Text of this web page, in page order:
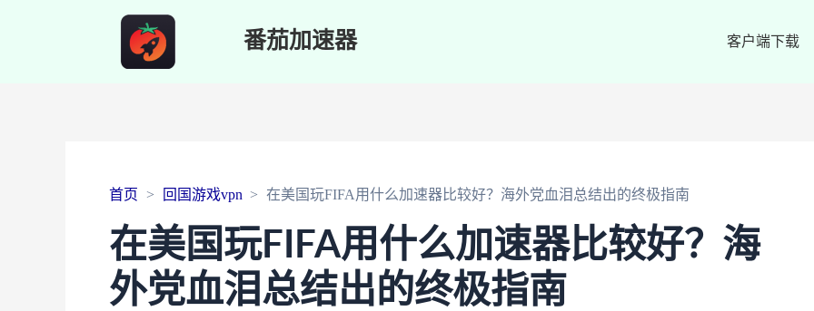
番茄加速器 客户端下载
首页 回国游戏vpn 在美国玩FIFA用什么加速器比较好？海外党血泪总结出的终极指南
在美国玩FIFA用什么加速器比较好？海
外党血泪总结出的终极指南